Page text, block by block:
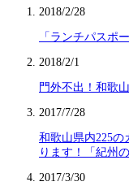
2018/2/28
「ランチパスポ
2018/2/1
門外不出！和歌
2017/7/28
和歌山県内225
ります！「紀州
2017/3/30